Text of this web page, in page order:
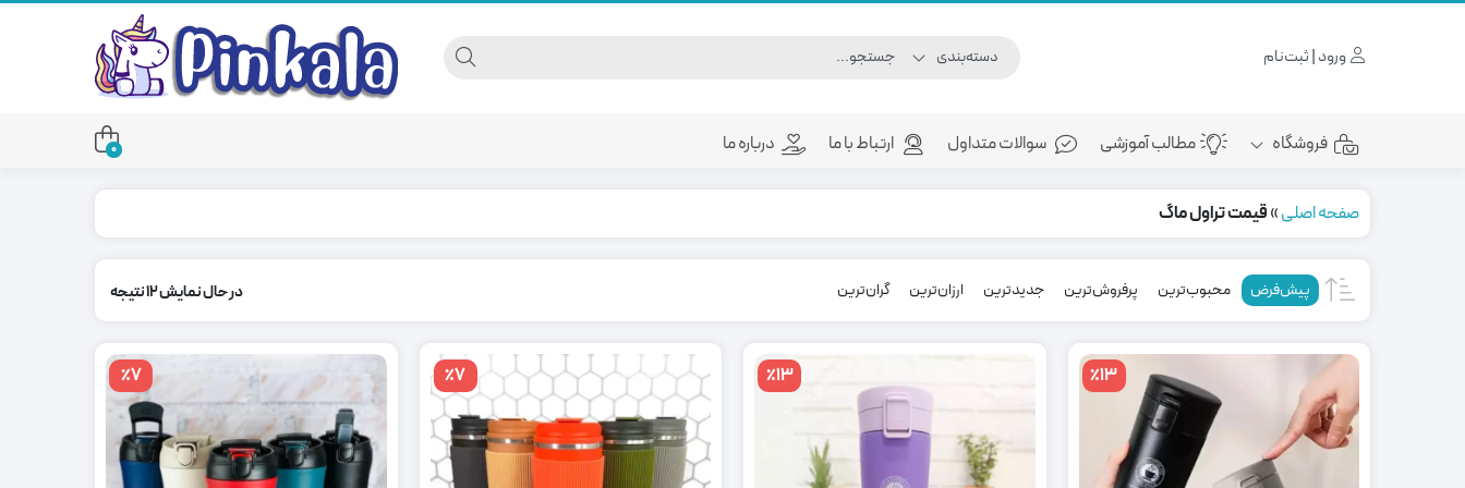
ورود | ثبت‌نام
فروشگاه مطالب آموزشی سوالات متداول ارتباط با ما درباره ما 0
صفحه اصلی»قیمت تراول ماگ
پیش‌فرض محبوب‌ترین پرفروش‌ترین جدیدترین ارزان‌ترین گران‌ترین در حال نمایش 12 نتیجه
٪13 ٪13 ٪7 ٪7